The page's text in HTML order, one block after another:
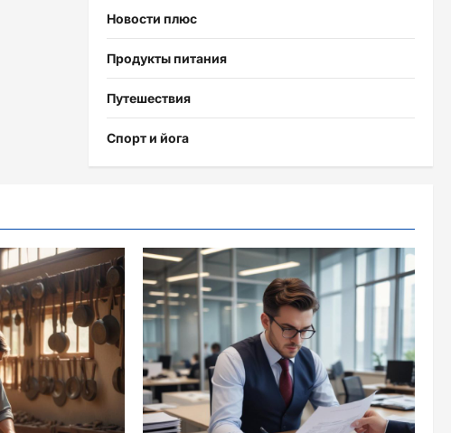
Новости плюс
Продукты питания
Путешествия
Спорт и йога